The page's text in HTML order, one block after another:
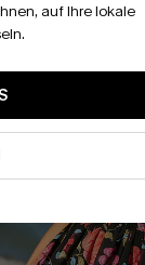
auf Ihre lokale